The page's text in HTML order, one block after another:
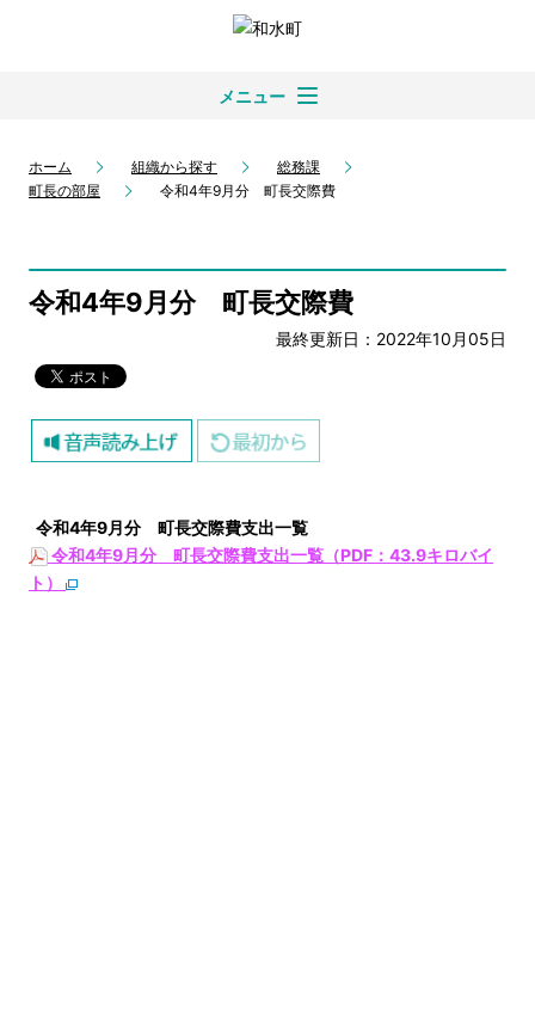
メニュー
ホーム 組織から探す
総務課
町長の部屋
令和4年9月分 町長交際費
令和4年9月分 町長交際費
最終更新日：2022年10月05日
令和4年9月分 町長交際費支出一覧
令和4年9月分 町長交際費支出一覧（PDF：43.9キロバイ
ト）